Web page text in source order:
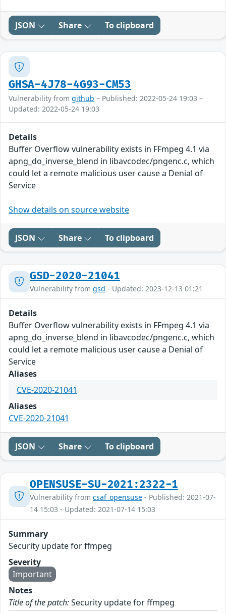
JSON Share To clipboard
GHSA-4J78-4G93-CM53
Vulnerability from github – Published: 2022-05-24 19:03 –
Updated: 2022-05-24 19:03
Details
Buffer Overflow vulnerability exists in FFmpeg 4.1 via
apng_do_inverse_blend in libavcodec/pngenc.c, which
could let a remote malicious user cause a Denial of
Service
Show details on source website
JSON Share To clipboard
GSD-2020-21041
Vulnerability from gsd - Updated: 2023-12-13 01:21
Details
Buffer Overflow vulnerability exists in FFmpeg 4.1 via
apng_do_inverse_blend in libavcodec/pngenc.c, which
could let a remote malicious user cause a Denial of
Service
Aliases
CVE-2020-21041
Aliases
CVE-2020-21041
JSON Share To clipboard
OPENSUSE-SU-2021:2322-1
Vulnerability from csaf_opensuse - Published: 2021-07-
14 15:03 - Updated: 2021-07-14 15:03
Summary
Security update for ffmpeg
Severity
Important
Notes
Title of the patch:Security update for ffmpeg